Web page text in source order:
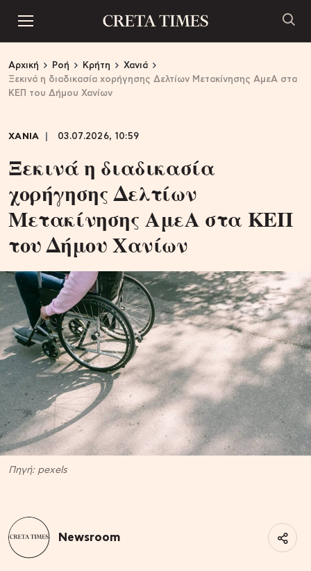
Αρχική Ροή Κρήτη
Χανιά
Ξεκινά η διαδικασία χορήγησης Δελτίων Μετακίνησης ΑμεΑ στα
ΚΕΠ του Δήμου Χανίων
ΧΑΝΙΑ 03.07.2026, 10:59
Ξεκινά η διαδικασία
χορήγησης Δελτίων
Μετακίνησης ΑμεΑ στα ΚΕΠ
του Δήμου Χανίων
Πηγή: pexels
Newsroom